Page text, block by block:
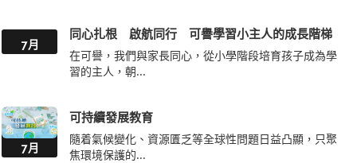
7月
同心扎根 啟航同行 可譽學習小主人的成長階梯
在可譽，我們與家長同心，從小學階段培育孩子成為學
習的主人，朝...
7月
可持續發展教育
隨着氣候變化、資源匱乏等全球性問題日益凸顯，只聚
焦環境保護的...